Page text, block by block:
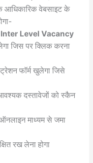
वेबसाइट के
Level Vacancy
जिस पर क्लिक करना
फॉर्म खुलेगा जिसे
दस्तावेजों को स्कैन
माध्यम से जमा
रख लेना होगा